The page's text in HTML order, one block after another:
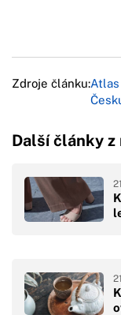
Zdroje článku:
Další články